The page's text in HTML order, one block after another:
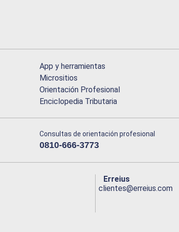
App y herramientas
Micrositios
Orientación Profesional
Enciclopedia Tributaria
Consultas de orientación profesional
0810-666-3773
Erreius
clientes@erreius.com